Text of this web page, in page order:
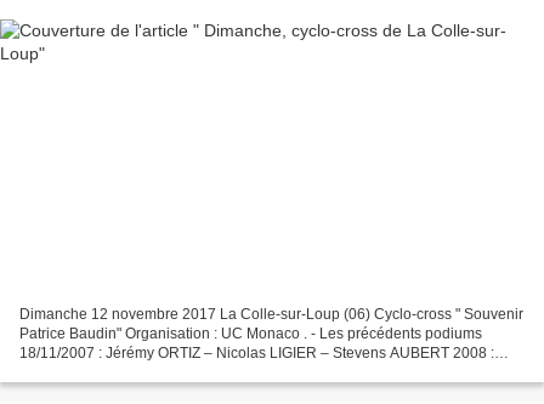
Dimanche 12 novembre 2017 La Colle-sur-Loup (06) Cyclo-cross " Souvenir
Patrice Baudin" Organisation : UC Monaco . - Les précédents podiums
18/11/2007 : Jérémy ORTIZ – Nicolas LIGIER – Stevens AUBERT 2008 :